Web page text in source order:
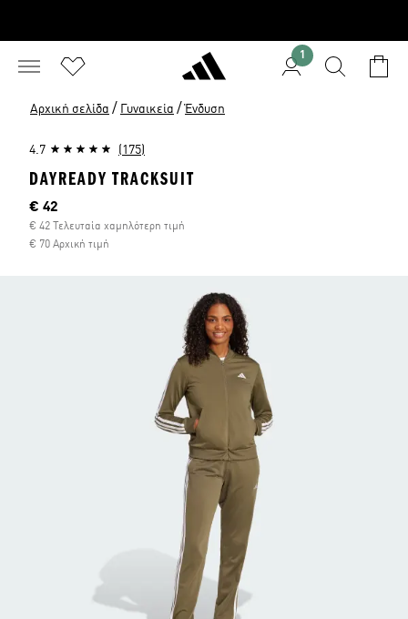
1
Αρχική σελίδα / Γυναικεία / Ένδυση
4.7 (175)
DAYREADY TRACKSUIT
Τρέχουσα τιμή
€ 42
€ 42 Τελευταία χαμηλότερη τιμή
€ 70 Αρχική τιμή